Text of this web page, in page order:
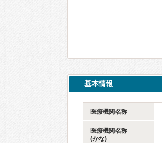
基本情報
医療機関名称
医療機関名称
(かな)